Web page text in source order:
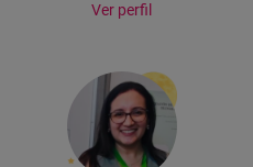
Ver perfil